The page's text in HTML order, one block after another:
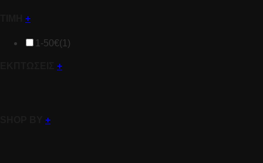
+
1-50€(1)
+
+